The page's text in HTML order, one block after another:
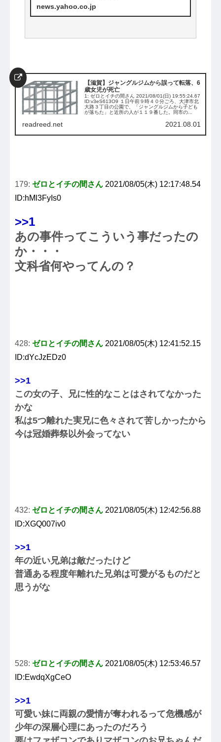
news.yahoo.co.jp
【滋賀】ジャングルジムから誤って転落、6
歳女児が死亡
1: ゼロとイチの間さん 2021/08/01(日) 19:55:24.67
ID:v3eS613O9 １日午前９時４０分ごろ、大津市北
大路３丁目の公園で、「ジャングルジムから子ども
が落ちた」と近所の人が１１９番した。同市の...
readreed.net 2021.08.01
179: ゼロとイチの間さん 2021/08/05(木) 12:17:48.54
ID:hMl3FyIs0
>>1
あの事件ってこういう事だったの
か・・・
文科省何やってんの？
428: ゼロとイチの間さん 2021/08/05(木) 12:41:52.15
ID:dYcJzEDz0
>>1
この女の子、兄に性的なことはされてなかった
かな
私は5つ離れた実兄に色々されて苦しかったから
今は冠婚葬祭以外会ってない
432: ゼロとイチの間さん 2021/08/05(木) 12:42:56.88
ID:XGQ007iv0
>>1
年の近い兄弟は敵だったけど
普通ある程度年離れた兄弟は可愛がるものだと
思うがな
528: ゼロとイチの間さん 2021/08/05(木) 12:53:46.57
ID:EwdqXgCeO
>>1
可愛い妹に両親の愛情が奪われるって危機感が
少年の深層心理にあったのだろう